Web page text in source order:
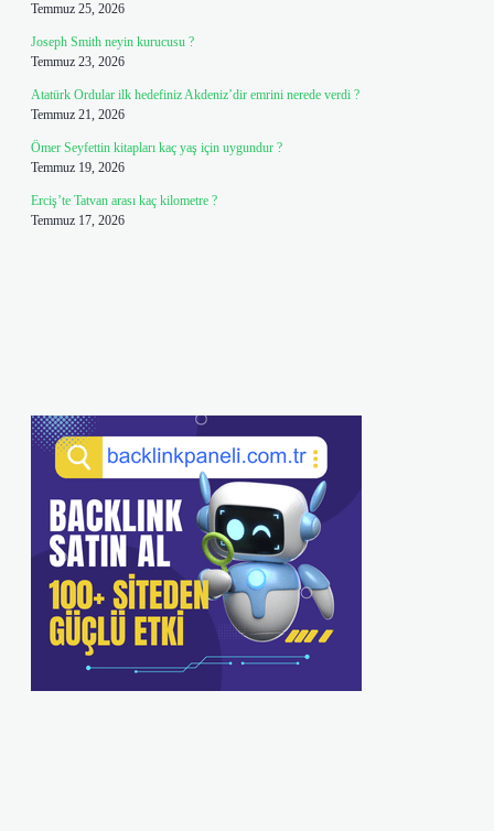
Temmuz 25, 2026
Joseph Smith neyin kurucusu ?
Temmuz 23, 2026
Atatürk Ordular ilk hedefiniz Akdeniz’dir emrini nerede verdi ?
Temmuz 21, 2026
Ömer Seyfettin kitapları kaç yaş için uygundur ?
Temmuz 19, 2026
Erciş’te Tatvan arası kaç kilometre ?
Temmuz 17, 2026